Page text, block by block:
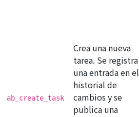
ab_create_task
Crea una nueva
tarea. Se registra
una entrada en el
historial de
cambios y se
publica una